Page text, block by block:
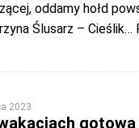
oddamy hołd
Ślusarz – Cieślik…
2023